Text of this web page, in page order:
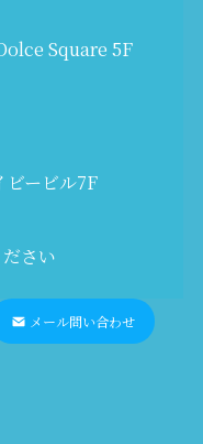
Square 5F
ビービル7F
さい
メール問い合わせ